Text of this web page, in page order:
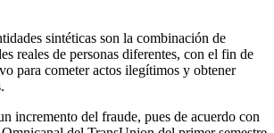
sintéticas son la combinación de
reales de personas diferentes, con el fin de
para cometer actos ilegítimos y obtener
incremento del fraude, pues de acuerdo con